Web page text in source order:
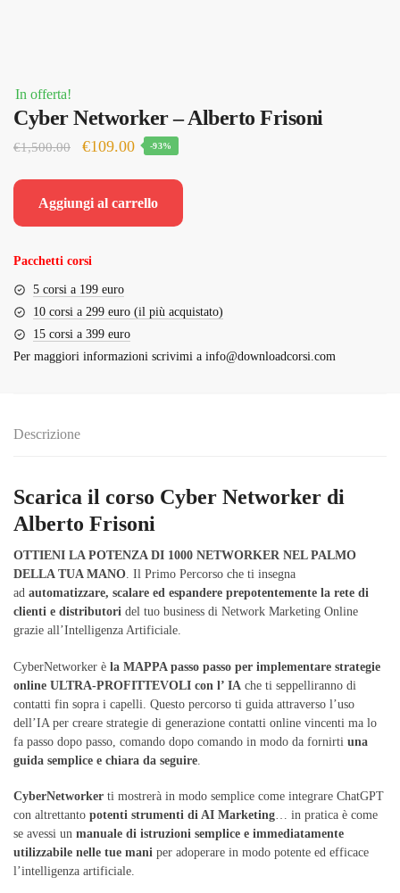
In offerta!
Cyber Networker – Alberto Frisoni
€1,500.00
Il
originale
€109.00Il
-93%
Aggiungi al carrello
Pacchetti corsi
5 corsi a 199 euro
10 corsi a 299 euro (il più acquistato)
15 corsi a 399 euro
Per maggiori informazioni scrivimi a info@downloadcorsi.com
Descrizione
Scarica il corso Cyber Networker di
Alberto Frisoni
OTTIENI LA POTENZA DI 1000 NETWORKER NEL PALMO
DELLA TUA MANO . Il Primo Percorso che ti insegna
ad automatizzare, scalare ed espandere prepotentemente la rete di
clienti e distributori del tuo business di Network Marketing Online
grazie all’Intelligenza Artificiale.
CyberNetworker è la MAPPA passo passo per implementare strategie
online ULTRA-PROFITTEVOLI con l’ IA che ti seppelliranno di
contatti fin sopra i capelli. Questo percorso ti guida attraverso l’uso
dell’IA per creare strategie di generazione contatti online vincenti ma lo
fa passo dopo passo, comando dopo comando in modo da fornirti una
guida semplice e chiara da seguire
CyberNetworker ti mostrerà in modo semplice come integrare ChatGPT
con altrettanto potenti strumenti di AI Marketing… in pratica è come
se avessi un manuale di istruzioni semplice e immediatamente
utilizzabile nelle tue mani per adoperare in modo potente ed efficace
l’intelligenza artificiale.